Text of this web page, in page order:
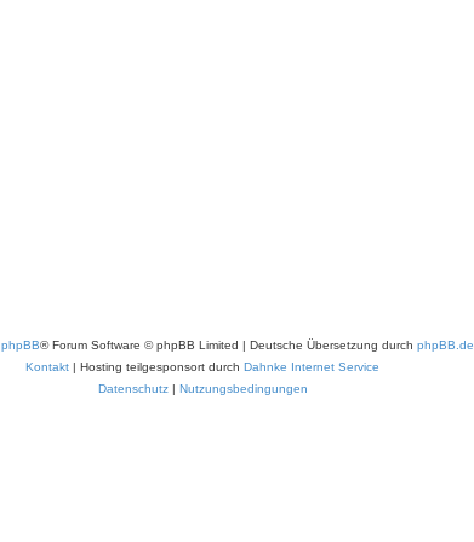
phpBB® Forum Software © phpBB Limited | Deutsche Übersetzung durch phpBB.de
Kontakt | Hosting teilgesponsort durch Dahnke Internet Service
Datenschutz| Nutzungsbedingungen